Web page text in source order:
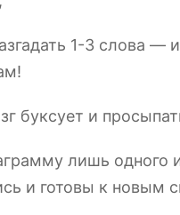
1-3 слова —
буксует и
лишь одного
и готовы к новым